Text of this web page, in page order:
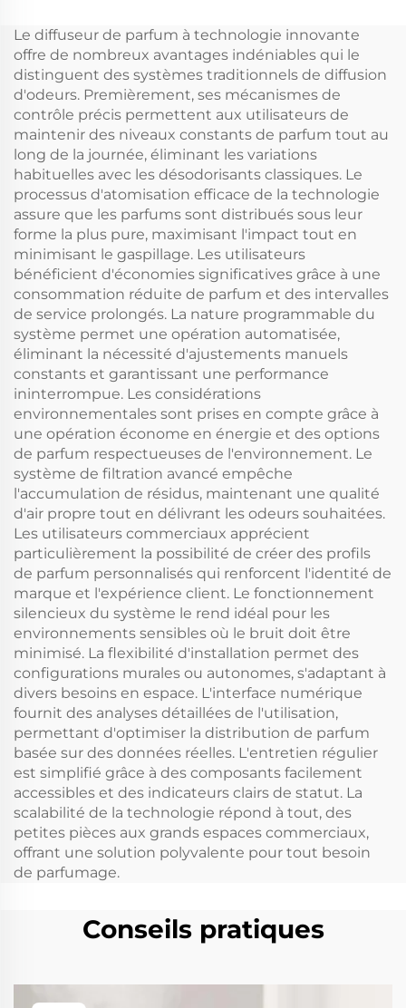
aérosol Machine de
parfum pour grande
pièce commerciale
de diffuseur de
désodorisant d'huile
CVC électrique
Le diffuseur de parfum à technologie innovante
offre de nombreux avantages indéniables qui le
distinguent des systèmes traditionnels de diffusion
d'odeurs. Premièrement, ses mécanismes de
contrôle précis permettent aux utilisateurs de
maintenir des niveaux constants de parfum tout au
long de la journée, éliminant les variations
habituelles avec les désodorisants classiques. Le
processus d'atomisation efficace de la technologie
assure que les parfums sont distribués sous leur
forme la plus pure, maximisant l'impact tout en
minimisant le gaspillage. Les utilisateurs
bénéficient d'économies significatives grâce à une
consommation réduite de parfum et des intervalles
de service prolongés. La nature programmable du
système permet une opération automatisée,
éliminant la nécessité d'ajustements manuels
constants et garantissant une performance
ininterrompue. Les considérations
environnementales sont prises en compte grâce à
une opération économe en énergie et des options
de parfum respectueuses de l'environnement. Le
système de filtration avancé empêche
l'accumulation de résidus, maintenant une qualité
d'air propre tout en délivrant les odeurs souhaitées.
Les utilisateurs commerciaux apprécient
particulièrement la possibilité de créer des profils
de parfum personnalisés qui renforcent l'identité de
marque et l'expérience client. Le fonctionnement
silencieux du système le rend idéal pour les
environnements sensibles où le bruit doit être
minimisé. La flexibilité d'installation permet des
configurations murales ou autonomes, s'adaptant à
divers besoins en espace. L'interface numérique
fournit des analyses détaillées de l'utilisation,
permettant d'optimiser la distribution de parfum
basée sur des données réelles. L'entretien régulier
est simplifié grâce à des composants facilement
accessibles et des indicateurs clairs de statut. La
scalabilité de la technologie répond à tout, des
petites pièces aux grands espaces commerciaux,
offrant une solution polyvalente pour tout besoin
de parfumage.
Conseils pratiques